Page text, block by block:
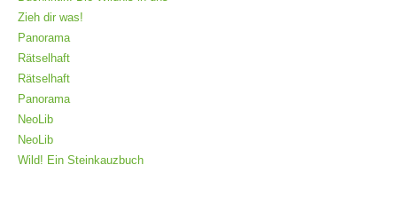
Zieh dir was!
Panorama
Rätselhaft
Rätselhaft
Panorama
NeoLib
NeoLib
Wild! Ein Steinkauzbuch